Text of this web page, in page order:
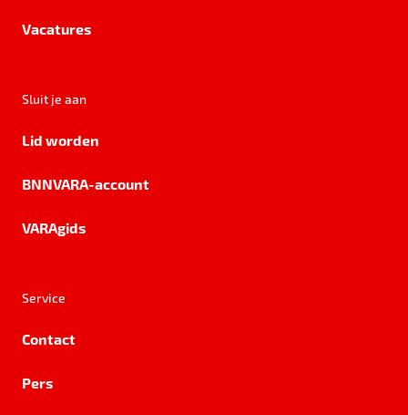
Vacatures
Sluit je aan
Lid worden
BNNVARA-account
VARAgids
Service
Contact
Pers